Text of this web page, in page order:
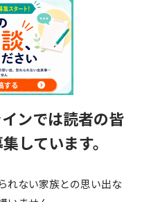
ンでは読者の皆
しています。
れない家族との思い出な